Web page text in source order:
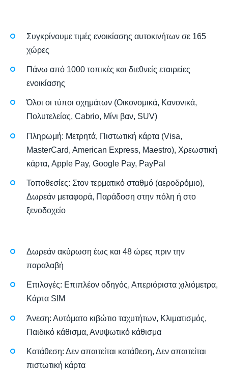
Συγκρίνουμε τιμές ενοικίασης αυτοκινήτων σε 165
χώρες
Πάνω από 1000 τοπικές και διεθνείς εταιρείες
ενοικίασης
Όλοι οι τύποι οχημάτων (Οικονομικά, Κανονικά,
Πολυτελείας, Cabrio, Μίνι βαν, SUV)
Πληρωμή: Μετρητά, Πιστωτική κάρτα (Visa,
MasterCard, American Express, Maestro), Χρεωστική
κάρτα, Apple Pay, Google Pay, PayPal
Τοποθεσίες: Στον τερματικό σταθμό (αεροδρόμιο),
Δωρεάν μεταφορά, Παράδοση στην πόλη ή στο
ξενοδοχείο
Δωρεάν ακύρωση έως και 48 ώρες πριν την
παραλαβή
Επιλογές: Επιπλέον οδηγός, Απεριόριστα χιλιόμετρα,
Κάρτα SIM
Άνεση: Αυτόματο κιβώτιο ταχυτήτων, Κλιματισμός,
Παιδικό κάθισμα, Ανυψωτικό κάθισμα
Κατάθεση: Δεν απαιτείται κατάθεση, Δεν απαιτείται
πιστωτική κάρτα